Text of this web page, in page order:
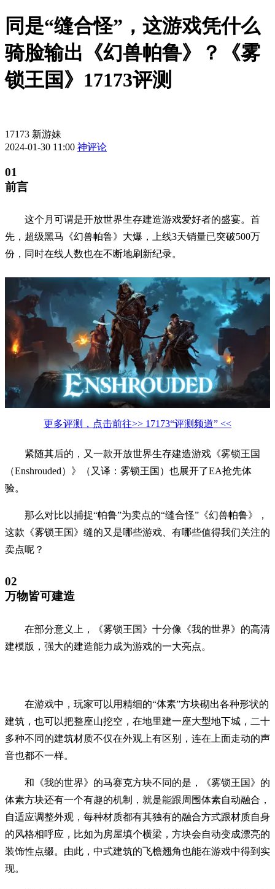
同是“缝合怪”，这游戏凭什么
骑脸输出《幻兽帕鲁》？《雾
锁王国》17173评测
17173 新游妹
2024-01-30 11:00 神评论
01
前言
这个月可谓是开放世界生存建造游戏爱好者的盛宴。首
先，超级黑马《幻兽帕鲁》大爆，上线3天销量已突破500万
份，同时在线人数也在不断地刷新纪录。
更多评测，点击前往>> 17173“评测频道” <<
紧随其后的，又一款开放世界生存建造游戏《雾锁王国
（Enshrouded）》（又译：雾锁王国）也展开了EA抢先体
验。
那么对比以捕捉“帕鲁”为卖点的“缝合怪”《幻兽帕鲁》，
这款《雾锁王国》缝的又是哪些游戏、有哪些值得我们关注的
卖点呢？
02
万物皆可建造
在部分意义上，《雾锁王国》十分像《我的世界》的高清
建模版，强大的建造能力成为游戏的一大亮点。
在游戏中，玩家可以用精细的“体素”方块砌出各种形状的
建筑，也可以把整座山挖空，在地里建一座大型地下城，二十
多种不同的建筑材质不仅在外观上有区别，连在上面走动的声
音也都不一样。
和《我的世界》的马赛克方块不同的是，《雾锁王国》的
体素方块还有一个有趣的机制，就是能跟周围体素自动融合，
自适应调整外观，每种材质都有其独有的融合方式跟材质自身
的风格相呼应，比如为房屋填个横梁，方块会自动变成漂亮的
装饰性点缀。由此，中式建筑的飞檐翘角也能在游戏中得到实
现。